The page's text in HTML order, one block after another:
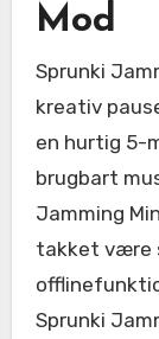
Mod
Sprunki
kreativ
en hurtig 5-
brugbart
Jamming
takket være
Sprunki